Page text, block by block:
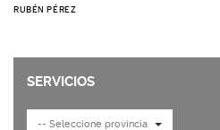
RUBÉN PÉREZ